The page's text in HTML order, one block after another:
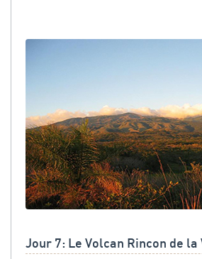
Jour 7: Le Volcan Rincon de la